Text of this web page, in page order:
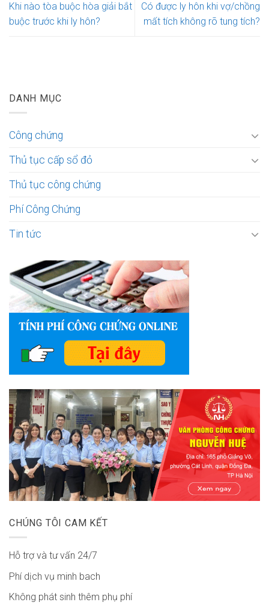
Khi nào tòa buộc hòa giải bắt
buộc trước khi ly hôn?
Có được ly hôn khi vợ/chồng
mất tích không rõ tung tích?
DANH MỤC
Công chứng
Thủ tục cấp sổ đỏ
Thủ tục công chứng
Phí Công Chứng
Tin tức
CHÚNG TÔI CAM KẾT
Hỗ trợ và tư vấn 24/7
Phí dịch vụ minh bach
Không phát sinh thêm phụ phí